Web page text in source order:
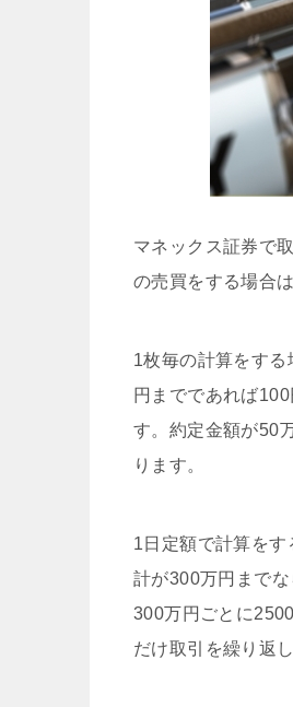
マネックス証券で
の売買をする場合
1枚毎の計算をす
円までであれば
す。約定金額が50
ります。
1日定額で計算を
計が300万円まで
300万円ごとに
だけ取引を繰り返